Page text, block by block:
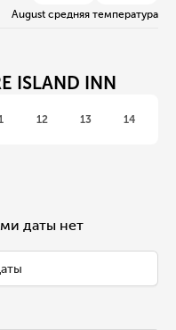
August средняя температура
ISLAND INN
12 13 14
даты нет